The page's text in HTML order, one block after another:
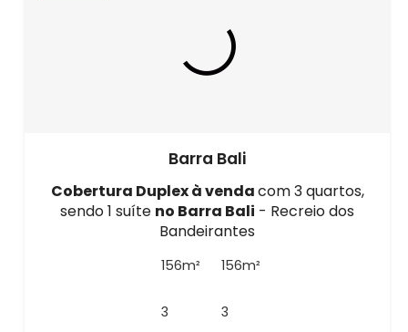
Barra Bali
Cobertura Duplex à vendacom 3 quartos,
sendo 1 suíte no Barra Bali - Recreio dos
Bandeirantes
156m² 156m²
3 3